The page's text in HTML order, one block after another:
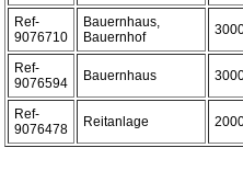
Ref-
9076710
Bauernhaus,
Bauernhof
Ref-
9076594
Bauernhaus
Ref-
9076478
Reitanlage